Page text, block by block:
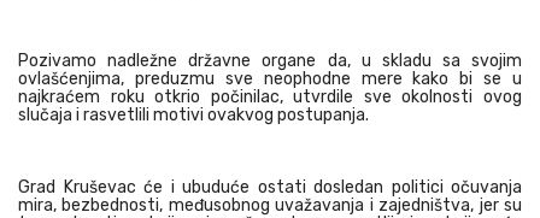
Pozivamo nadležne državne organe da, u skladu sa svojim
ovlašćenjima, preduzmu sve neophodne mere kako bi se u
najkraćem roku otkrio počinilac, utvrdile sve okolnosti ovog
slučaja i rasvetlili motivi ovakvog postupanja.
Grad Kruševac će i ubuduće ostati dosledan politici očuvanja
mira, bezbednosti, međusobnog uvažavanja i zajedništva, jer su